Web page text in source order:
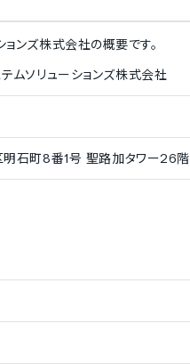
ョンズ株式会社の概要です。
ムソリューションズ株式会社
石町8番1号 聖路加タワー26階